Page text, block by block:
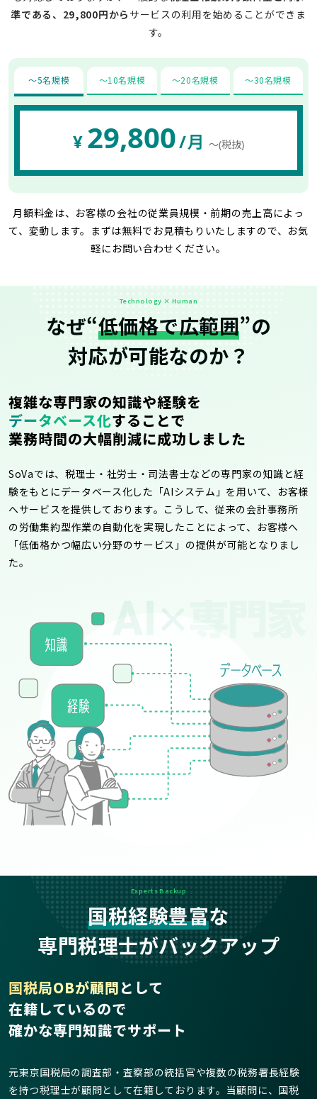
準である、29,800円から サービスの利用を始めることができま
す。
〜5名規模 〜10名規模 〜20名規模 〜30名規模
¥ 29,800/月 〜(税抜)
月額料金は、お客様の会社の従業員規模・前期の売上高によっ
て、変動します。 まずは無料でお見積もりいたしますので、お気
軽にお問い合わせください。
Technology × Human
なぜ“低価格で広範囲”の
対応が可能なのか？
複雑な専門家の知識や経験を
データベース化することで
業務時間の大幅削減に成功しました
SoVaでは、税理士・社労士・司法書士などの専門家の知識と経
験をもとにデータベース化した「AIシステム」を用いて、お客様
へサービスを提供しております。こうして、従来の会計事務所
の労働集約型作業の自動化を実現したことによって、お客様へ
「低価格かつ幅広い分野のサービス」の提供が可能となりまし
た。
Experts Backup
国税経験豊富な
専門税理士がバックアップ
国税局OBが顧問として
在籍しているので
確かな専門知識でサポート
元東京国税局の調査部・査察部の統括官や複数の税務署長経験
を持つ税理士が顧問として在籍しております。当顧問に、国税